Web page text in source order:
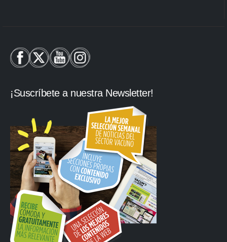
¡Suscríbete a nuestra Newsletter!